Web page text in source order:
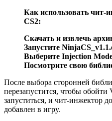
Как использовать чит-
CS2:
Скачать и извлечь
Запустите
Выберите Injection
Посмотрите свою
После выбора сторонней
перезапустится, чтобы
запуститься, и чит-инжектор
добавлен в игру.